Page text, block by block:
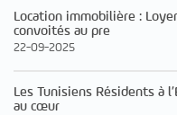
Location immobilière :
convoités au pre
22-09-2025
Les Tunisiens Résidents à
au cœur